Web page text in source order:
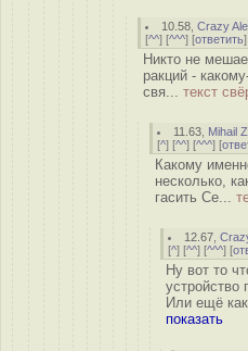
10.58 ,Crazy
[^^] [^^^] [ответить]
Никто не
ракций -
свя... текст
11.63 Mihail
[^] [^^] [^^^] [
Какому
несколько,
гасить Се...
12.67 ,
[^] [^^] [^^^] [
Ну вот то
устройство
Или ещё
показать